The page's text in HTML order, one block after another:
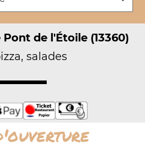
de l'Étoile (13360)
salades